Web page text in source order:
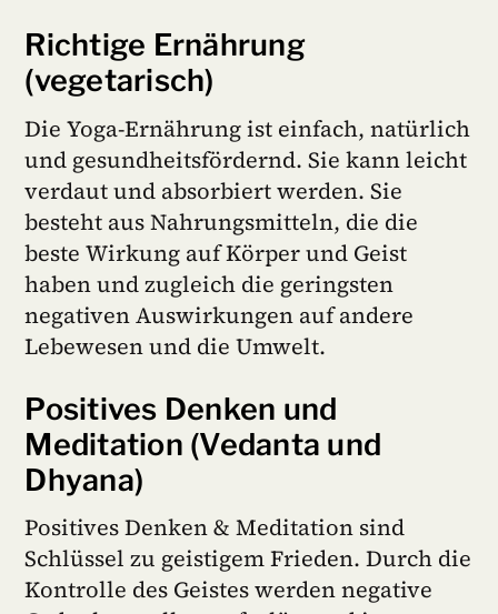
Richtige Ernährung
(vegetarisch)
Die Yoga-Ernährung ist einfach, natürlich
und gesundheitsfördernd. Sie kann leicht
verdaut und absorbiert werden. Sie
besteht aus Nahrungsmitteln, die die
beste Wirkung auf Körper und Geist
haben und zugleich die geringsten
negativen Auswirkungen auf andere
Lebewesen und die Umwelt.
Positives Denken und
Meditation (Vedanta und
Dhyana)
Positives Denken & Meditation sind
Schlüssel zu geistigem Frieden. Durch die
Kontrolle des Geistes werden negative